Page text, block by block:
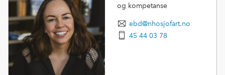
og kompetanse
ebd@nhosjofart.no
45 44 03 78